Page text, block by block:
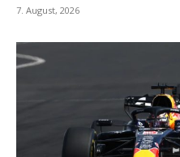
7. August, 2026